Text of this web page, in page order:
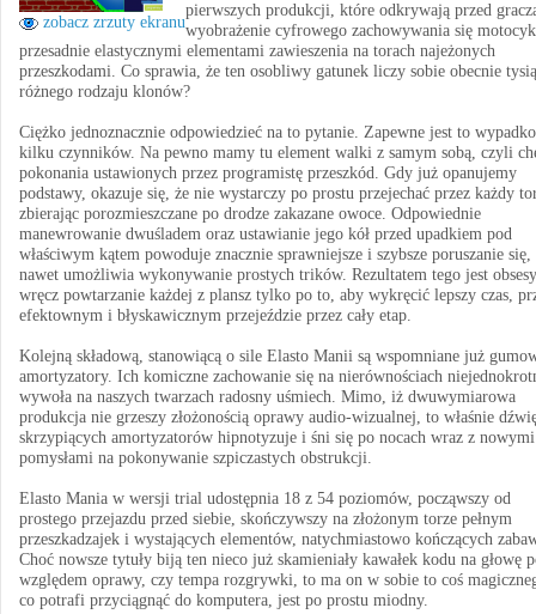
zobacz zrzuty ekranu
pierwszych produkcji, które odkrywają przed
wyobrażenie cyfrowego zachowywania się
przesadnie elastycznymi elementami zawieszenia na torach najeżonych
przeszkodami. Co sprawia, że ten osobliwy gatunek liczy sobie obecnie
różnego rodzaju klonów?
Ciężko jednoznacznie odpowiedzieć na to pytanie. Zapewne jest to
kilku czynników. Na pewno mamy tu element walki z samym sobą, czyli
pokonania ustawionych przez programistę przeszkód. Gdy już opanujemy
podstawy, okazuje się, że nie wystarczy po prostu przejechać przez każdy
zbierając porozmieszczane po drodze zakazane owoce. Odpowiednie
manewrowanie dwuśladem oraz ustawianie jego kół przed upadkiem pod
właściwym kątem powoduje znacznie sprawniejsze i szybsze poruszanie się,
nawet umożliwia wykonywanie prostych trików. Rezultatem tego jest
wręcz powtarzanie każdej z plansz tylko po to, aby wykręcić lepszy czas,
efektownym i błyskawicznym przejeździe przez cały etap.
Kolejną składową, stanowiącą o sile Elasto Manii są wspomniane już
amortyzatory. Ich komiczne zachowanie się na nierównościach
wywoła na naszych twarzach radosny uśmiech. Mimo, iż dwuwymiarowa
produkcja nie grzeszy złożonością oprawy audio-wizualnej, to właśnie
skrzypiących amortyzatorów hipnotyzuje i śni się po nocach wraz z nowymi
pomysłami na pokonywanie szpiczastych obstrukcji.
Elasto Mania w wersji trial udostępnia 18 z 54 poziomów, począwszy od
prostego przejazdu przed siebie, skończywszy na złożonym torze pełnym
przeszkadzajek i wystających elementów, natychmiastowo kończących
Choć nowsze tytuły biją ten nieco już skamieniały kawałek kodu na głowę
względem oprawy, czy tempa rozgrywki, to ma on w sobie to coś
co potrafi przyciągnąć do komputera, jest po prostu miodny.